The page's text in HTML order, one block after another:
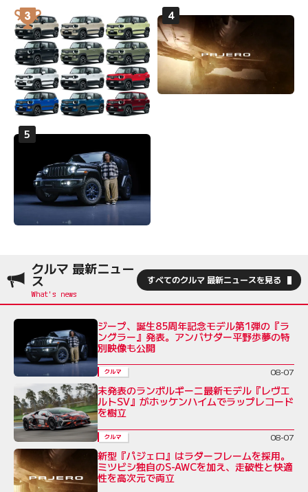
クルマ 最新ニュー
ス すべてのクルマ 最新ニュースを見る
ジープ、誕生85周年記念モデル第1弾の『ラ
ングラー』発表。アンバサダー平野歩夢の特
別映像も公開
クルマ 08-07
未発表のランボルギーニ最新モデル『レヴエ
ルトSV』がホッケンハイムでラップレコード
を樹立
クルマ 08-07
新型『パジェロ』はラダーフレームを採用。
ミツビシ独自のS-AWCを加え、走破性と快適
性を高次元で両立